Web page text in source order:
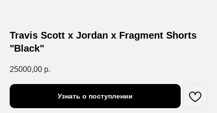
Travis Scott x Jordan x Fragment Shorts
"Black"
25000,00 р.
Узнать о поступлении